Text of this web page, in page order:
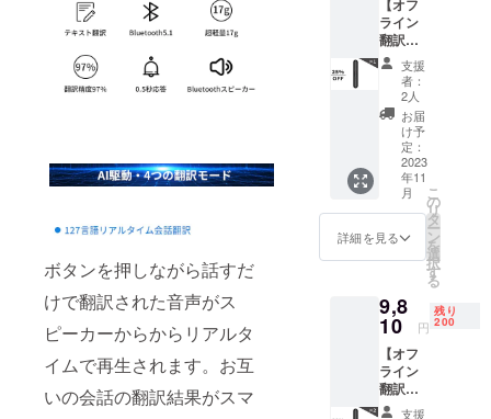
ボタンを押しながら話すだ
けで翻訳された音声がス
ピーカーからからリアルタ
イムで再生されます。お互
いの会話の翻訳結果がスマ
値ある価格
で皆様にお
届けするた
めの、日本
市場進出を
サポートし
ています。
製品の販売
だけでなく
運営にまで
で、日本の
皆様のニー
ズを十分に
満たす製品
をご提供し
【オフ
ライン
翻訳機
能な
し】AI
音声翻
訳機
「Senof
u」×1
定価：
7,008円
（税
込） ※
送料無
料（日
内容
物： AI
音声翻
訳機
「Senof
u」×1
充電
支援
者：
2人
お届
け予
定：
2023
年11
月
詳細を見る
こ
の
リ
タ
ー
ン
を
選
択
す
る
9,8
10 円
残り
200
【オフ
ライン
翻訳機
能な支援